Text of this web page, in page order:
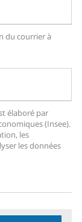
du courrier à
élaboré par
(Insee).
les
les données